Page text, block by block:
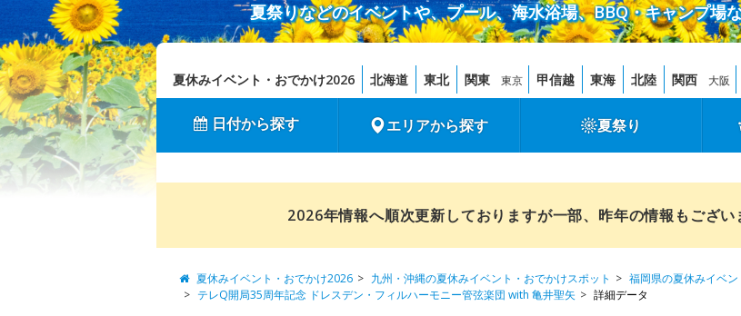
夏祭りなどのイベントや、プール、海水浴場、BBQ・キャンプ場
夏休みイベント・おでかけ2026 北海道 東北 関東 東京 甲信越 東海 北陸 関西 大阪
日付から探す エリアから探す 夏祭り
2026年情報へ順次更新しておりますが一部、昨年の情報もござい
夏休みイベント・おでかけ2026 九州・沖縄の夏休みイベント・おでかけスポット 福岡県の夏休みイベ
テレQ開局35周年記念 ドレスデン・フィルハーモニー管弦楽団 with 亀井聖矢
詳細データ